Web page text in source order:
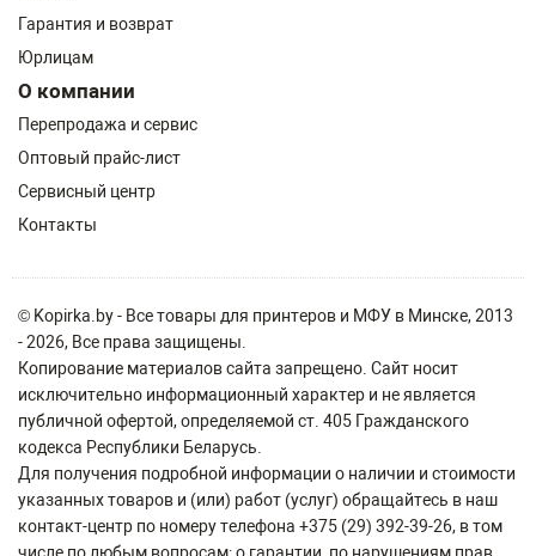
Гарантия и возврат
Юрлицам
О компании
Перепродажа и сервис
Оптовый прайс-лист
Сервисный центр
Контакты
© Kopirka.by - Все товары для принтеров и МФУ в Минске, 2013
- 2026, Все права защищены.
Копирование материалов сайта запрещено. Сайт носит
исключительно информационный характер и не является
публичной офертой, определяемой ст. 405 Гражданского
кодекса Республики Беларусь.
Для получения подробной информации о наличии и стоимости
указанных товаров и (или) работ (услуг) обращайтесь в наш
контакт-центр по номеру телефона +375 (29) 392-39-26, в том